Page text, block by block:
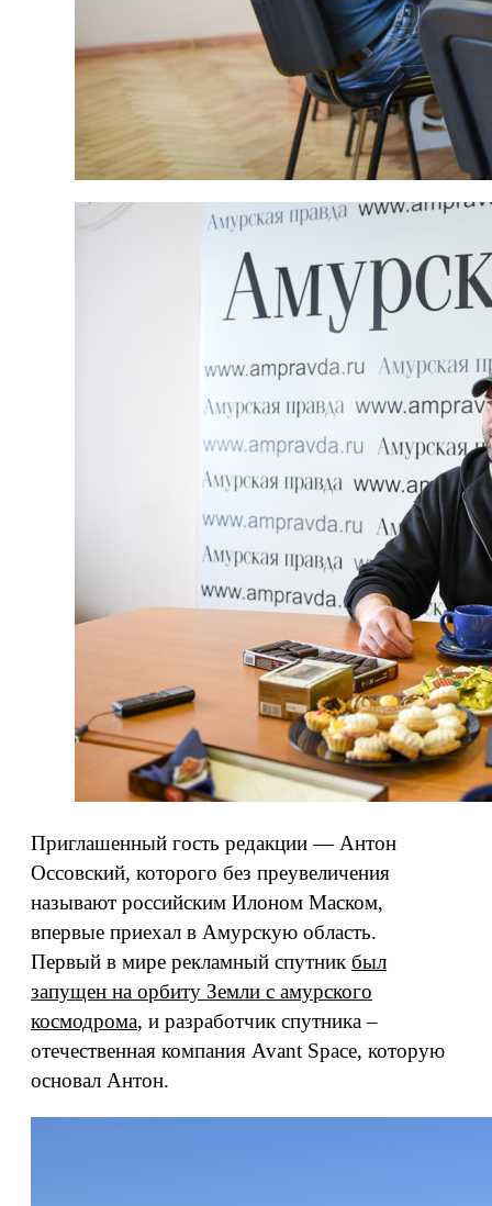
Приглашенный гость редакции — Антон
Оссовский, которого без преувеличения
называют российским Илоном Маском,
впервые приехал в Амурскую область.
Первый в мире рекламный спутник был
запущен на орбиту Земли с амурского
космодрома, и разработчик спутника –
отечественная компания Avant Space, которую
основал Антон.